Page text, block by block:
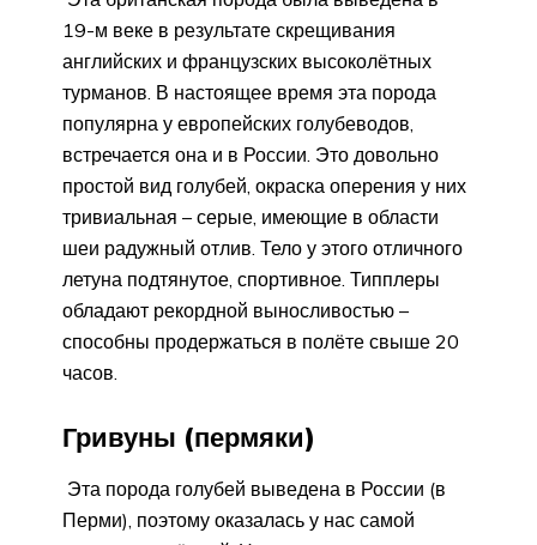
19-м веке в результате скрещивания
английских и французских высоколётных
турманов. В настоящее время эта порода
популярна у европейских голубеводов,
встречается она и в России. Это довольно
простой вид голубей, окраска оперения у них
тривиальная – серые, имеющие в области
шеи радужный отлив. Тело у этого отличного
летуна подтянутое, спортивное. Типплеры
обладают рекордной выносливостью –
способны продержаться в полёте свыше 20
часов.
Гривуны (пермяки)
Эта порода голубей выведена в России (в
Перми), поэтому оказалась у нас самой